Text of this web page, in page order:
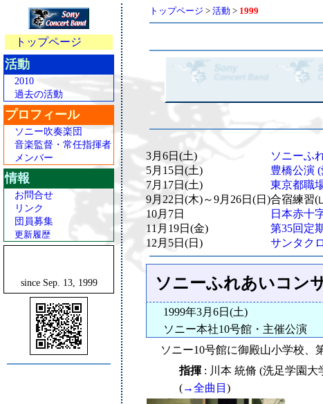
トップページ
活動
2010
過去の活動
プロフィール
ソニー吹奏楽団
音楽監督・常任指揮者
メンバー
情報
お問合せ
リンク
団員募集
更新履歴
since Sep. 13, 1999
トップページ > 活動> 1999
3月6日(土)
ソニーふ
5月15日(土)
豊橋公演
7月17日(土)
東京都職
9月22日(木)～9月26日(日)合宿練習(
10月7日
日本赤十
11月19日(金)
第35回定
12月5日(日)
サンタク
ソニーふれあいコン
1999年3月6日(土)
ソニー本社10号館・主催公演
ソニー10号館に御殿山小学校、
指揮: 川本 統脩 (洗足学園大
(→全曲目 )